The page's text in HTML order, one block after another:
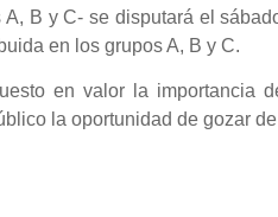
B y C- se disputará el
en los grupos A, B y C.
en valor la importancia
la oportunidad de gozar